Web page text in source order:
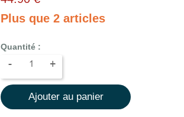
Plus que 2 articles
Quantité :
- +
Ajouter au panier